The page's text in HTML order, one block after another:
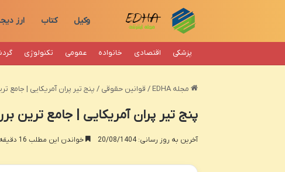
وکیل کتاب ارز
پزشکی اقتصادی خانواده عمومی تکنولوژی
مجله EDHA / قوانین حقوقی / پنج تیر پران آمریکایی | جامع
پنج تیر پران آمریکایی | جامع ترین
آخرین به روز رسانی: 20/08/1404 خواندن این مطلب 16 دقیقه زمان میبرد